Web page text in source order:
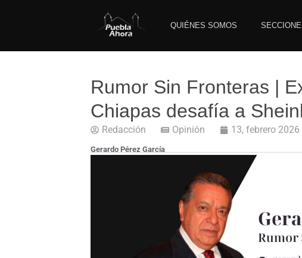
QUIÉNES SOMOS
Rumor Sin Fronteras |
Chiapas desafía a
Redacción Opinión 13, febrero 2026
Gerardo Pérez García